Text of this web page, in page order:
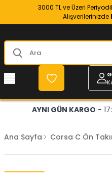
3000 TL ve Üzeri
Alışverilerinizde
AYNI GÜN KARGO -
Ana Sayfa Corsa C Ön